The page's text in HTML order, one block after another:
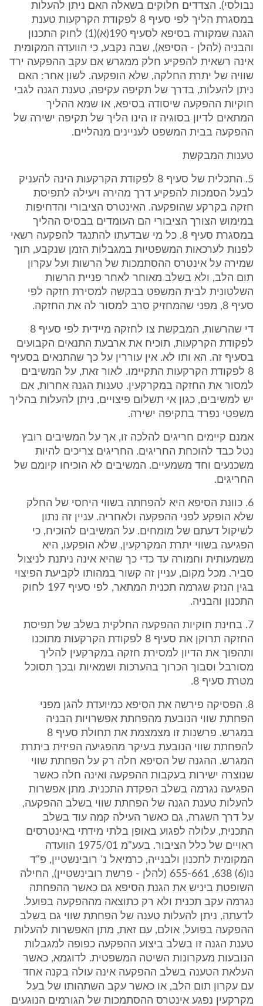
נבולסי). הצדדים חלוקים בשאלה האם ניתן להעלות
במסגרת הליך לפי סעיף 8 לפקודת הקרקעות טענת
הגנה שמקורה בסיפא לסעיף 190(א)(1) לחוק התכנון
והבניה (להלן - הסיפא), שבה נקבע, כי הוועדה המקומית
אינה רשאית להפקיע חלק ממגרש אם עקב ההפקעה ירד
שוויה של יתרת החלקה, שלא הופקעה. לשון אחר: האם
ניתן להעלות, בדרך של תקיפה עקיפה, טענת הגנה לגבי
חוקיות ההפקעה שיסודה בסיפא, או שמא ההליך
המתאים לדיון בסוגיה זו הינו הליך של תקיפה ישירה של
ההפקעה בבית המשפט לעניינים מנהליים.
טענות המבקשת
5. התכלית של סעיף 8 לפקודת הקרקעות הינה להעניק
לבעל הסמכות להפקיע דרך מהירה ויעילה לתפיסת
חזקה בקרקע שהופקעה. האינטרס הציבורי והדחיפות
במימוש הצורך הציבורי הם העומדים בבסיס ההליך
במסגרת סעיף 8. כל מי שבדעתו להתנגד להפקעה רשאי
לפנות לערכאות המשפטיות במגבלות הזמן שנקבע, תוך
שמירה על אינטרס ההסתמכות של הרשות ועל עקרון
תום הלב, ולא בשלב מאוחר לאחר פניית הרשות
השלטונית לבית המשפט בבקשה למסירת חזקה לפי
סעיף 8, מפני שהמחזיק סרב למסור לה את החזקה.
די שהרשות, המבקשת צו לחזקה מיידית לפי סעיף 8
לפקודת הקרקעות, תוכיח את ארבעת התנאים הקבועים
בסעיף זה. הא ותו לא. אין עוררין על כך שהתנאים בסעיף
8 לפקודת הקרקעות התקיימו. לאור זאת, על המשיבים
למסור את החזקה במקרקעין. טענות הגנה אחרות, אם
יש למשיבים, כגון אי תשלום פיצויים, ניתן להעלות בהליך
משפטי נפרד בתקיפה ישירה.
אמנם קיימים חריגים להלכה זו, אך על המשיבים רובץ
נטל כבד להוכחת החריגים. החריגים צריכים להיות
משכנעים וחד משמעיים. המשיבים לא הוכיחו קיומם של
החריגים.
6. כוונת הסיפא היא להפחתה בשווי היחסי של החלק
שלא הופקע לפני ההפקעה ולאחריה. עניין זה נתון
לשיקול דעתם של מומחים. על המשיבים להוכיח, כי
הפגיעה בשווי יתרת המקרקעין, שלא הופקעו, היא
משמעותית וחמורה עד כדי כך שהיא אינה ניתנת לניצול
סביר. מכל מקום, עניין זה קשור במהותו לקביעת הפיצוי
בגין הנזק שגרמה תכנית המתאר, לפי סעיף 197 לחוק
התכנון והבניה.
7. בחינת חוקיות ההפקעה החלקית בשלב של תפיסת
החזקה תרוקן את סעיף 8 לפקודת הקרקעות מתוכנו
ותהפוך את הדיון למסירת חזקה במקרקעין להליך
מסורבל וסבוך הכרוך בהערכות ושמאיות ובכך תסוכל
מטרת סעיף 8.
8. הפסיקה פירשה את הסיפא כמיועדת להגן מפני
הפחתת שווי הנובעת מהפחתת אפשרויות הבניה
במגרש. פרשנות זו מצמצמת את תחולת סעיף 8
להפחתת שווי הנובעת בעיקר מהפגיעה הפיזית ביתרת
המגרש. ההגנה של הסיפא חלה רק על הפחתת שווי
שנוצרה ישירות בעקבות ההפקעה ואינה חלה כאשר
הפגיעה נגרמה בשלב הפקדת התכנית. מתן אפשרות
להעלות טענת הגנה של הפחתת שווי בשלב ההפקעה,
על דרך השגרה, גם כאשר העילה קמה עוד בשלב
התכנית, עלולה לפגוע באופן בלתי מידתי באינטרסים
ראויים של כלל הציבור. בעע"מ 1975/01 הוועדה
המקומית לתכנון ולבנייה, כרמיאל נ' רובינשטיין, פ"ד
נו(6) 638, 655-661 (להלן - פרשת רובינשטיין), החילה
השופטת ביניש את הגנת הסיפא גם כאשר ההפחתה
נגרמה עקב תכנית ולא רק כתוצאה מההפקעה בפועל.
לדעתה, ניתן להעלות טענה של הפחתת שווי גם בשלב
ההפקעה בפועל, אולם, עם זאת, מתן האפשרות להעלות
טענת הגנה זו בשלב ביצוע ההפקעה כפופה למגבלות
הנובעות מעקרונות השיטה המשפטית. לדוגמא, כאשר
העלאת הטענה בשלב ההפקעה אינה עולה בקנה אחד
עם עקרון תום הלב, או כאשר עקב השתהותו של בעל
מקרקעין נפגע אינטרס ההסתמכות של הגורמים הנוגעים